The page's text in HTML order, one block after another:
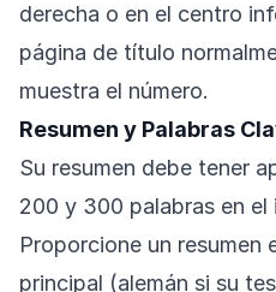
derecha o en el centro
página de título
muestra el número.
Resumen y Palabras
Su resumen debe tener
200 y 300 palabras en el
Proporcione un resumen
principal (alemán si su